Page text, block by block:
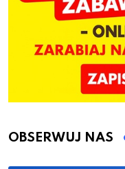
OBSERWUJ NAS